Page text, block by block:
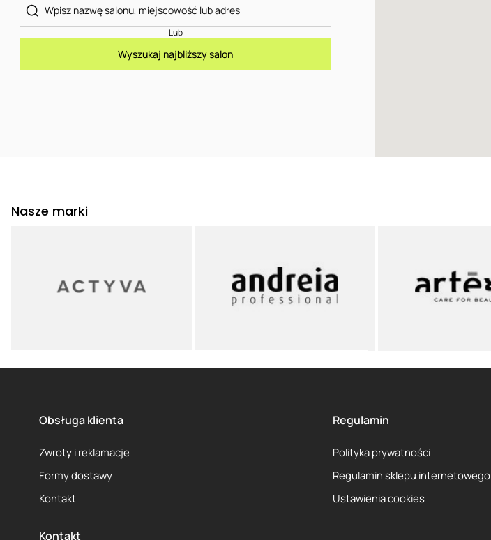
Lub
Wyszukaj najbliższy salon
Nasze marki
Obsługa klienta
Zwroty i reklamacje
Formy dostawy
Kontakt
Regulamin
Polityka prywatności
Regulamin sklepu internetowego
Ustawienia cookies
Kontakt